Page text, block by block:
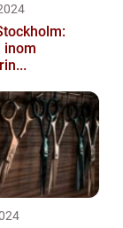
inom